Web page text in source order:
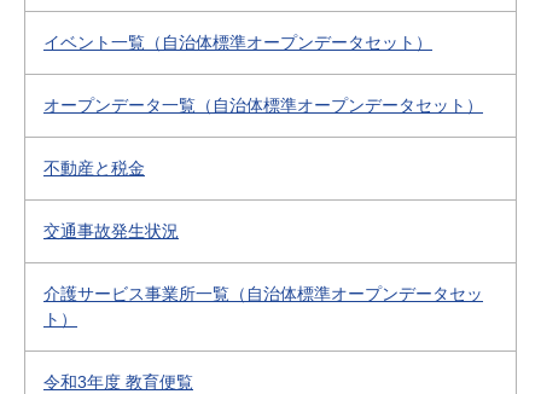
イベント一覧（自治体標準オープンデータセット）
オープンデータ一覧（自治体標準オープンデータセット）
不動産と税金
交通事故発生状況
介護サービス事業所一覧（自治体標準オープンデータセッ
ト）
令和3年度 教育便覧